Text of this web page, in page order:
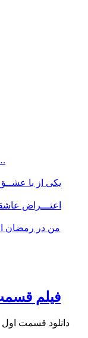
هیچ کس به
یکی از با
اعتـــراض
من در رمضان
فیلم